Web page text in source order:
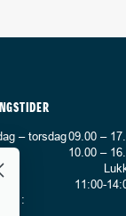
– torsdag09.00 –
10.00 –
11:00-
: